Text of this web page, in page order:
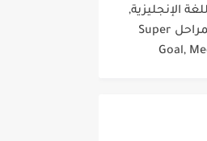
الإنجليزية,
جميع المراحل Super
Goal,